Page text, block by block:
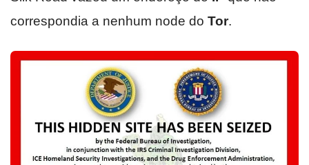
correspondia a nenhum node do Tor.